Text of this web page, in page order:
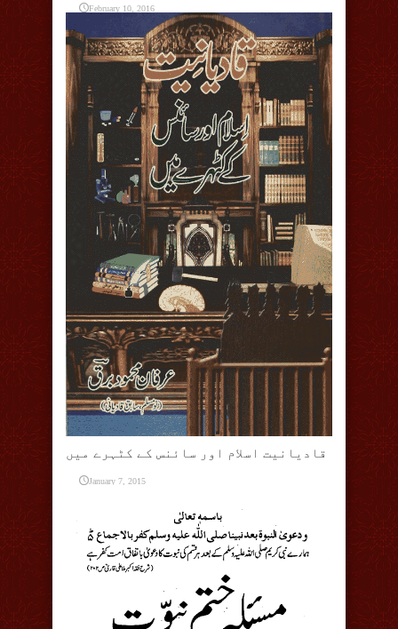
February 10, 2016
قادیانیت اسلام اور سائنس کے کٹہرے میں
January 7, 2015